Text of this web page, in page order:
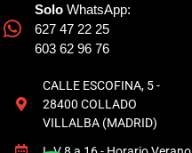
Solo WhatsApp:
627 47 22 25
603 62 96 76
CALLE ESCOFINA, 5 -
28400 COLLADO
VILLALBA (MADRID)